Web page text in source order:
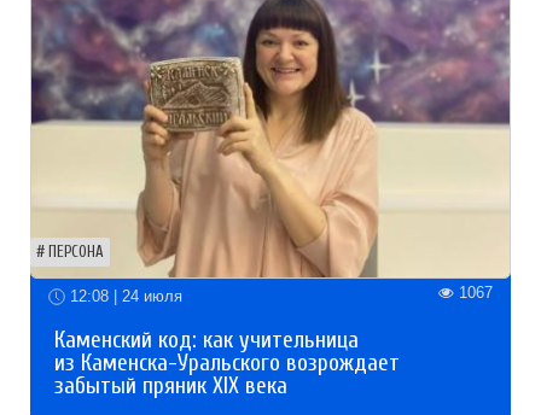
ПЕРСОНА
12:08 | 24 июля 1067
Каменский код: как учительница
из Каменска-Уральского возрождает
забытый пряник XIX века